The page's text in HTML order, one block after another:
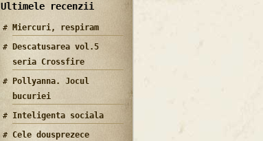
Ultimele recenzii
Miercuri, respiram
Descatusarea vol.5
seria Crossfire
Pollyanna. Jocul
bucuriei
Inteligenta sociala
Cele dousprezece